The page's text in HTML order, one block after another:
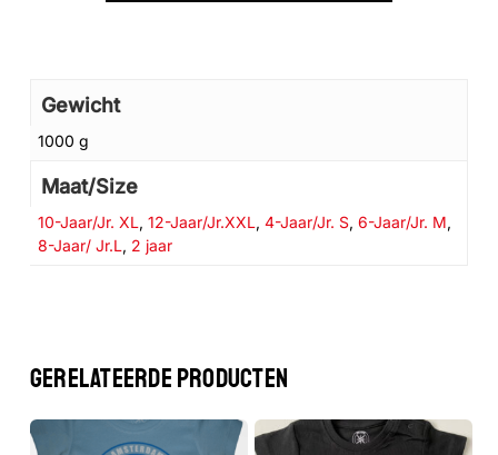
Gewicht
1000 g
Maat/Size
10-Jaar/Jr. XL, 12-Jaar/Jr.XXL, 4-Jaar/Jr. S, 6-Jaar/Jr. M,
8-Jaar/ Jr.L, 2 jaar
GERELATEERDE PRODUCTEN